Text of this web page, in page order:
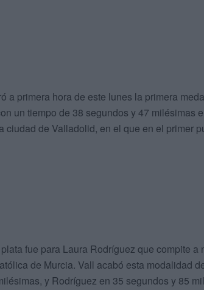
a primera hora de este lunes la primera
un tiempo de 38 segundos y 47 milésimas
ciudad de Valladolid, en el que en el primer
fue para Laura Rodríguez que compite
de Murcia. Vall acabó esta modalidad
y Rodríguez en 35 segundos y 85